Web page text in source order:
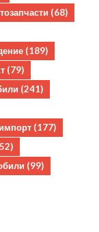
(68)
(189)
(79)
(241)
(177)
(99)